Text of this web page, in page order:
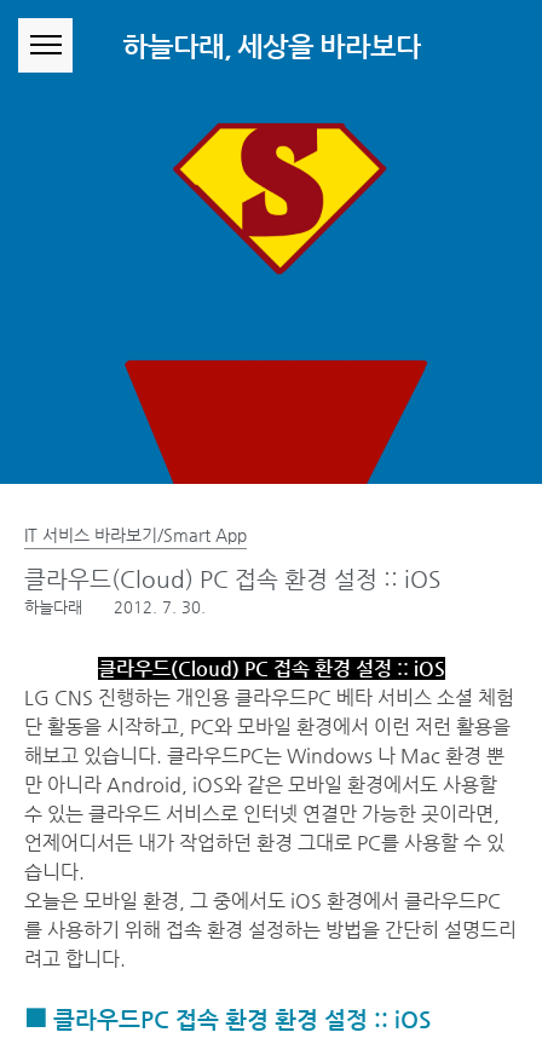
하늘다래, 세상을 바라보다
IT 서비스 바라보기/Smart App
클라우드(Cloud) PC 접속 환경 설정 :: iOS
하늘다래 2012. 7. 30.
클라우드(Cloud) PC 접속 환경 설정 :: iOS
LG CNS 진행하는 개인용 클라우드PC 베타 서비스 소셜 체험
단 활동을 시작하고, PC와 모바일 환경에서 이런 저런 활용을
해보고 있습니다. 클라우드PC는 Windows 나 Mac 환경 뿐
만 아니라 Android, iOS와 같은 모바일 환경에서도 사용할
수 있는 클라우드 서비스로 인터넷 연결만 가능한 곳이라면,
언제어디서든 내가 작업하던 환경 그대로 PC를 사용할 수 있
습니다.
오늘은 모바일 환경, 그 중에서도 iOS 환경에서 클라우드PC
를 사용하기 위해 접속 환경 설정하는 방법을 간단히 설명드리
려고 합니다.
■ 클라우드PC 접속 환경 환경 설정 :: iOS